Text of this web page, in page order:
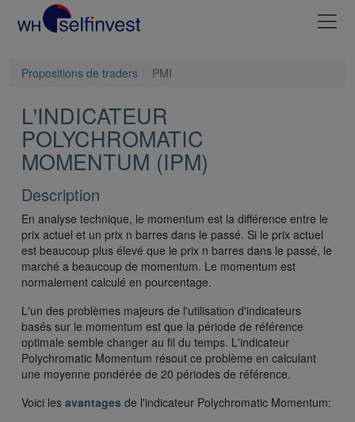
Propositions de traders PMI
L'INDICATEUR
POLYCHROMATIC
MOMENTUM (IPM)
Description
En analyse technique, le momentum est la différence entre le
prix actuel et un prix n barres dans le passé. Si le prix actuel
est beaucoup plus élevé que le prix n barres dans le passé, le
marché a beaucoup de momentum. Le momentum est
normalement calculé en pourcentage.
L'un des problèmes majeurs de l'utilisation d'indicateurs
basés sur le momentum est que la période de référence
optimale semble changer au fil du temps. L'indicateur
Polychromatic Momentum résout ce problème en calculant
une moyenne pondérée de 20 périodes de référence.
Voici les avantages de l'indicateur Polychromatic Momentum: